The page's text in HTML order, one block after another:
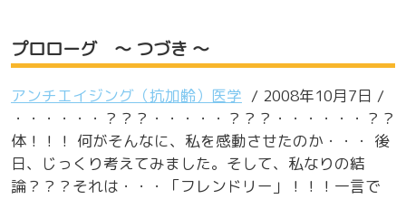
プロローグ ～ つづき ～
アンチエイジング（抗加齢）医学 / 2008年10月7日 /
・・・・・・？？？・・・・・？？？・・・・・・？
体！！！ 何がそんなに、私を感動させたのか・・・ 後
日、じっくり考えてみました。そして、私なりの結
論？？？それは・・・「フレンドリー」！！！一言で